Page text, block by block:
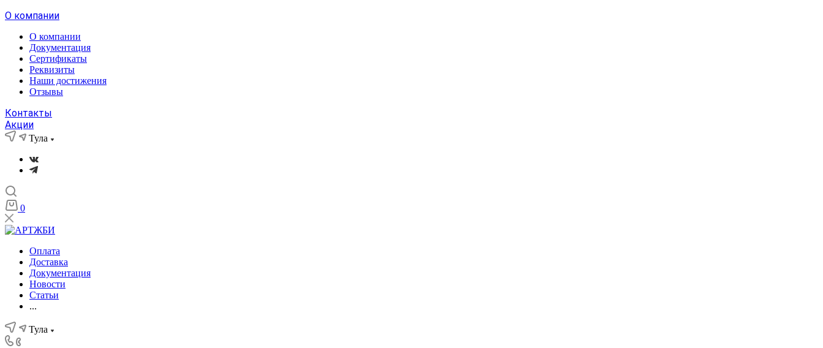
О компании
О компании
Документация
Сертификаты
Реквизиты
Наши достижения
Отзывы
Контакты
Акции
Тула
0
Оплата
Доставка
Документация
Новости
Статьи
...
Тула